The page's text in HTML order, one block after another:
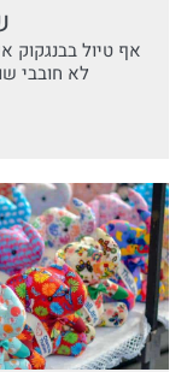
אף טיול בבנגקוק
לא חובבי